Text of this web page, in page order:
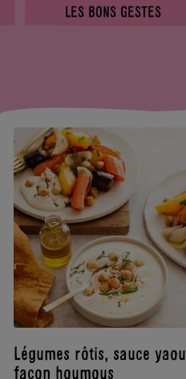
LES BONS GESTES
Légumes rôtis, sauce
façon houmous